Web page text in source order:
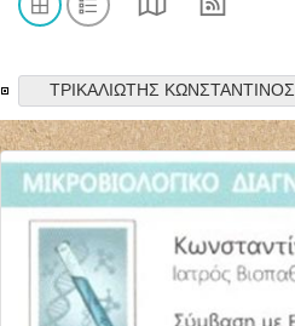
ΤΡΙΚΑΛΙΩΤΗΣ ΚΩΝΣΤΑΝΤΙΝΟΣ